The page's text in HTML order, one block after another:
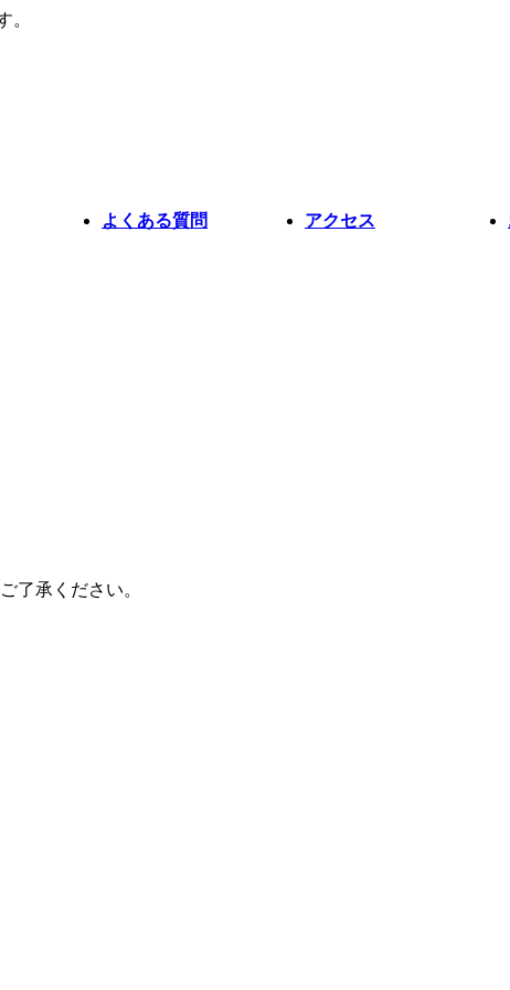
。
よくある質問 アクセス
了承ください。